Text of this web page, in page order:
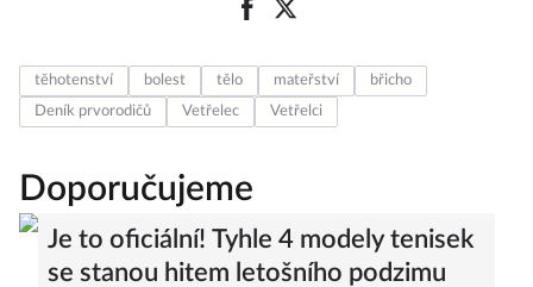
těhotenství bolest tělo mateřství
břicho
Deník prvorodičů
Vetřelec Vetřelci
Doporučujeme
Je to oficiální! Tyhle 4 modely tenisek
se stanou hitem letošního podzimu